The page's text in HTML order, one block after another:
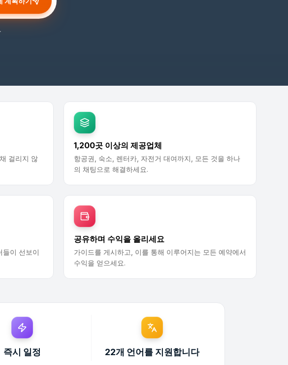
걸리지 않
1,200곳 이상의 제공업체
항공권, 숙소, 렌터카, 자전거 대여까지, 모든 것을 하나
의 채팅으로 해결하세요.
들이 선보이
공유하며 수익을 올리세요
가이드를 게시하고, 이를 통해 이루어지는 모든 예약에서
수익을 얻으세요.
즉시 일정 22개 언어를 지원합니다